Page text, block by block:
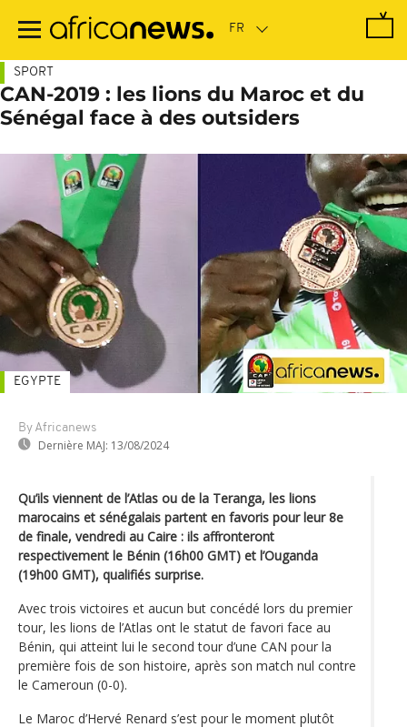
contenu
SPORT
CAN-2019 : les lions du Maroc et du
Sénégal face à des outsiders
By Africanews
Dernière MAJ: 13/08/2024
EGYPTE
Qu’ils viennent de l’Atlas ou de la Teranga, les lions
marocains et sénégalais partent en favoris pour leur 8e
de finale, vendredi au Caire : ils affronteront
respectivement le Bénin (16h00 GMT) et l’Ouganda
(19h00 GMT), qualifiés surprise.
Avec trois victoires et aucun but concédé lors du premier
tour, les lions de l’Atlas ont le statut de favori face au
Bénin, qui atteint lui le second tour d’une CAN pour la
première fois de son histoire, après son match nul contre
le Cameroun (0-0).
Le Maroc d’Hervé Renard s’est pour le moment plutôt